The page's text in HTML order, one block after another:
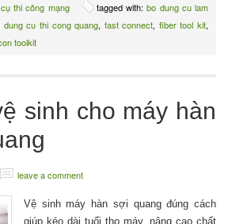
thi công mạng tagged with:bo dung cu lam
dung cu thi cong quang, fast connect, fiber tool kit,
toolkit
sinh cho máy hàn
leave a comment
Vệ sinh máy hàn sợi quang đúng cách
giúp kéo dài tuổi thọ máy, nâng cao chất